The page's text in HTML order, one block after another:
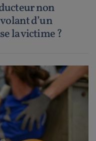
non
d’un
la victime ?